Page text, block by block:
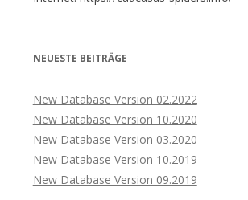
NEUESTE BEITRÄGE
New Database Version 02.2022
New Database Version 10.2020
New Database Version 03.2020
New Database Version 10.2019
New Database Version 09.2019